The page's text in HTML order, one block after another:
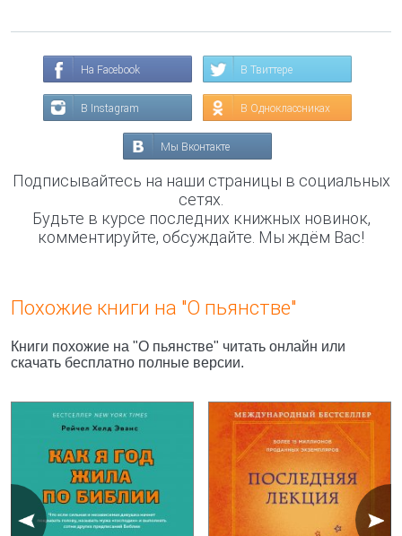
На Facebook В Твиттере
В Instagram В Одноклассниках
Мы Вконтакте
Подписывайтесь на наши страницы в социальных
сетях.
Будьте в курсе последних книжных новинок,
комментируйте, обсуждайте. Мы ждём Вас!
Похожие книги на "О пьянстве"
Книги похожие на "О пьянстве" читать онлайн или
скачать бесплатно полные версии.